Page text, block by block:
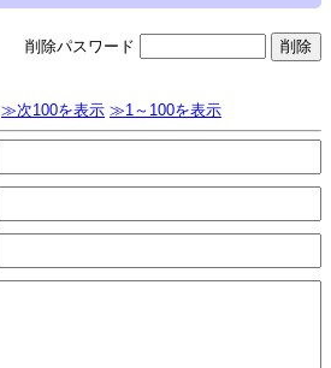
削除パスワード
≫次100を表示 ≫1～100を表示